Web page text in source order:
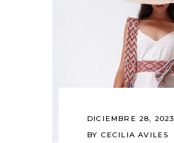
DICIEMBRE 28, 2023
BY CECILIA AVILES